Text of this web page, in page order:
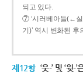
되고 있다.
⑦ ‘시러베아들(←
기)’ 역시 변화된
제12항 ‘웃-’ 및 ‘윗-